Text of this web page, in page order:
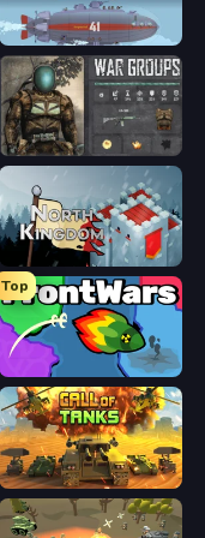
Bomber XXL
War Groups
North Kingdom: Siege Castle
Top
FrontWars.io
Call of Tanks